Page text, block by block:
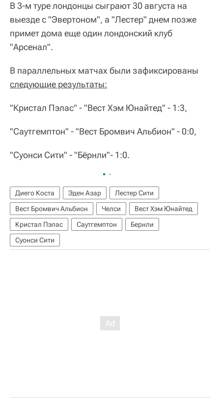
В 3-м туре лондонцы сыграют 30 августа на
выезде с "Эвертоном", а "Лестер" днем позже
примет дома еще один лондонский клуб
"Арсенал".
В параллельных матчах были зафиксированы
следующие результаты:
"Кристал Пэлас" - "Вест Хэм Юнайтед" - 1:3,
"Саутгемптон" - "Вест Бромвич Альбион" - 0:0,
"Суонси Сити" - "Бёрнли"- 1:0.
Диего Коста Эден Азар
Лестер Сити
Вест Бромвич Альбион
Челси
Вест Хэм Юнайтед
Кристал Пэлас
Саутгемптон
Бернли
Суонси Сити